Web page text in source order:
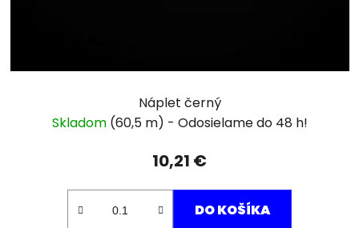
Náplet černý
Skladom (60,5 m)
10,21 €
DO KOŠÍKA